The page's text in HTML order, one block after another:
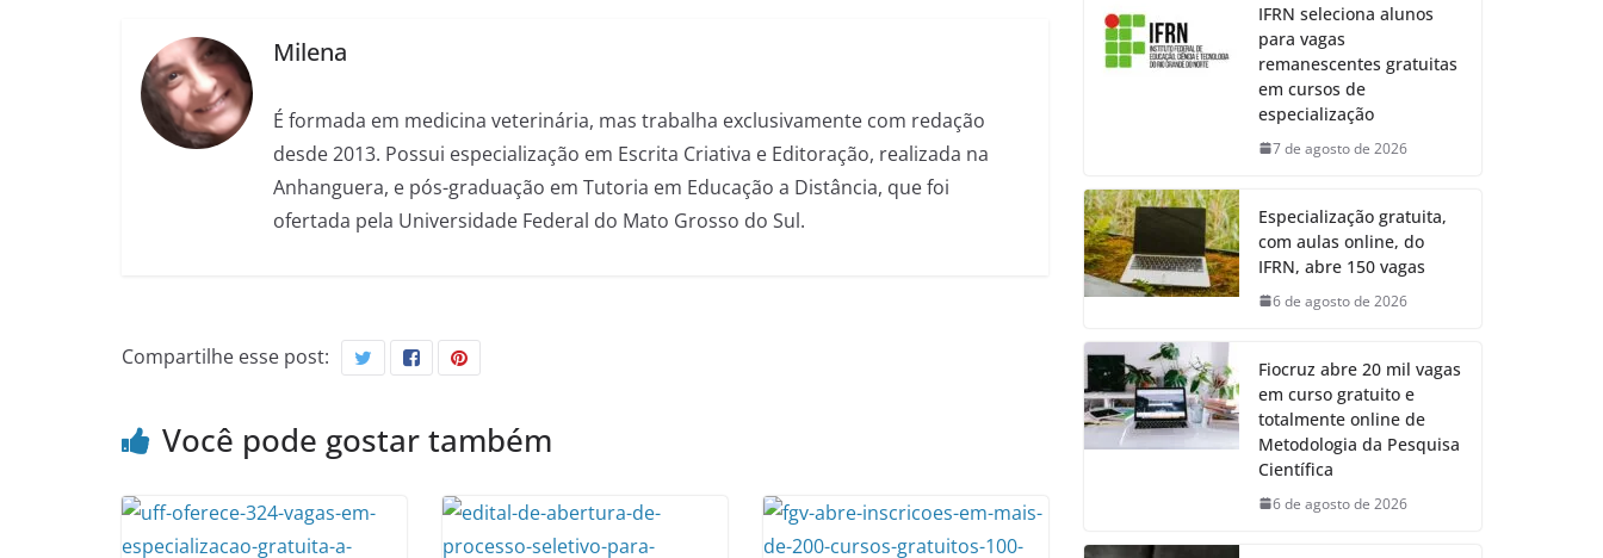
Milena
É formada em medicina veterinária, mas trabalha exclusivamente com redação
desde 2013. Possui especialização em Escrita Criativa e Editoração, realizada na
Anhanguera, e pós-graduação em Tutoria em Educação a Distância, que foi
ofertada pela Universidade Federal do Mato Grosso do Sul.
Compartilhe esse post:
Você pode gostar também
IFRN seleciona alunos
para vagas
remanescentes gratuitas
em cursos de
especialização
7 de agosto de 2026
Especialização gratuita,
com aulas online, do
IFRN, abre 150 vagas
6 de agosto de 2026
Fiocruz abre 20 mil vagas
em curso gratuito e
totalmente online de
Metodologia da Pesquisa
Científica
6 de agosto de 2026